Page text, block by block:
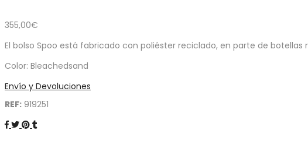
355,00€
El bolso Spoo está fabricado con poliéster reciclado, en parte de
Color: Bleachedsand
Envío y Devoluciones
REF: 919251